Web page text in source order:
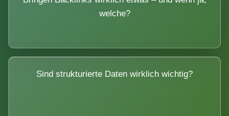
welche?
Sind strukturierte Daten wirklich wichtig?